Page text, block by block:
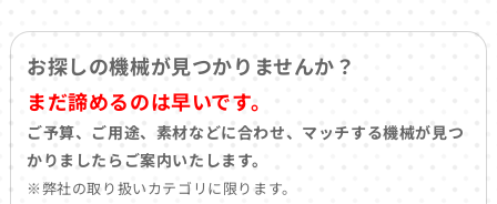
お探しの機械が見つかりませんか？
まだ諦めるのは早いです。
ご予算、ご用途、素材などに合わせ、マッチする機械が見つ
かりましたらご案内いたします。
※弊社の取り扱いカテゴリに限ります。